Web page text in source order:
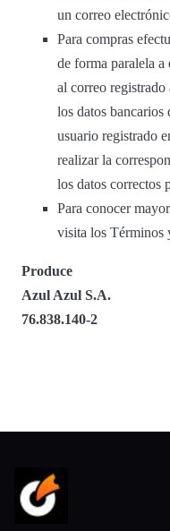
un correo
Para compras
de forma paralela
al correo
los datos
usuario registrado
realizar la
los datos correctos
Para conocer
visita los Términos
Produce
Azul Azul S.A.
76.838.140-2